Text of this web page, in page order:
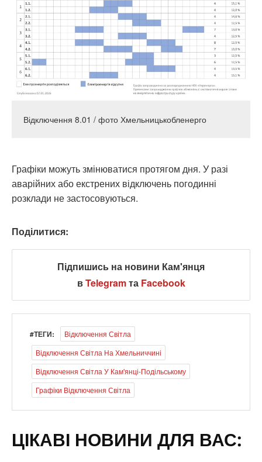
Відключення 8.01 / фото Хмельницькобленерго
Графіки можуть змінюватися протягом дня. У разі
аварійних або екстрених відключень погодинні
розклади не застосовуються.
Поділитися:
Підпишись на новини Кам'янця
вTelegramта Facebook
#ТЕГИ:
Відключення Світла
Відключення Світла На Хмельниччині
Відключення Світла У Кам'янці-Подільському
Графіки Відключення Світла
ЦІКАВІ НОВИНИ ДЛЯ ВАС: